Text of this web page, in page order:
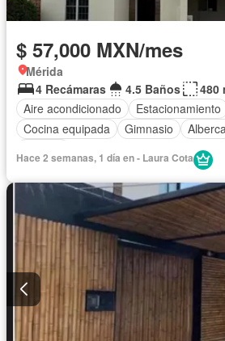
$ 57,000 MXN/mes
Mérida
4 Recámaras
4.5 Baños
480
Aire acondicionado
Estacionamiento
Cocina equipada
Gimnasio
Hace 2 semanas, 1 día en - Laura Cota